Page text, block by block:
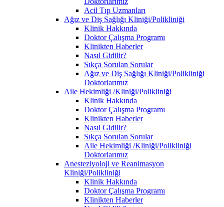
Acil Tıp Uzmanları
Ağız ve Diş Sağlığı Kliniği/Polikliniği
Klinik Hakkında
Doktor Çalışma Programı
Klinikten Haberler
Nasıl Gidilir?
Sıkça Sorulan Sorular
Ağız ve Diş Sağlığı Kliniği/Polikliniği
Doktorlarımız
Aile Hekimliği /Kliniği/Polikliniği
Klinik Hakkında
Doktor Çalışma Programı
Klinikten Haberler
Nasıl Gidilir?
Sıkça Sorulan Sorular
Aile Hekimliği /Kliniği/Polikliniği
Doktorlarımız
Anesteziyoloji ve Reanimasyon
Kliniği/Polikliniği
Klinik Hakkında
Doktor Çalışma Programı
Klinikten Haberler